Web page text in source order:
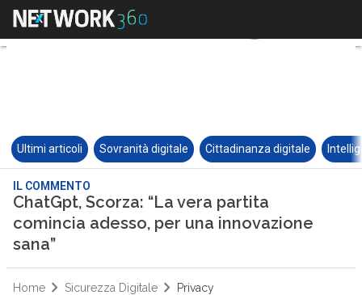
Ultimi articoli Sovranità digitale Cittadinanza digitale
IL COMMENTO
ChatGpt, Scorza: “La vera partita
comincia adesso, per una innovazione
sana”
Home Sicurezza Digitale Privacy